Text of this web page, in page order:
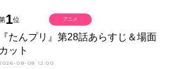
1位
『たんプリ』第28話あらすじ＆場面
カット
08-08 12:00
アニメ